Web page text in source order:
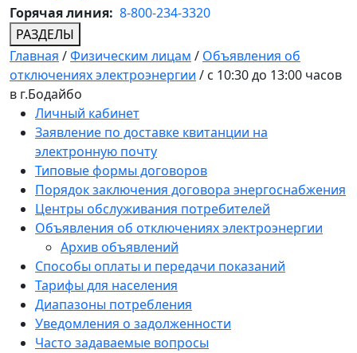
Горячая линия: 8-800-234-3320
РАЗДЕЛЫ
Главная /Физическим лицам / Объявления об
отключениях электроэнергии / с 10:30 до 13:00 часов
в г.Бодайбо
Личный кабинет
Заявление по доставке квитанции на
электронную почту
Типовые формы договоров
Порядок заключения договора энергоснабжения
Центры обслуживания потребителей
Объявления об отключениях электроэнергии
Архив объявлений
Способы оплаты и передачи показаний
Тарифы для населения
Диапазоны потребления
Уведомления о задолженности
Часто задаваемые вопросы